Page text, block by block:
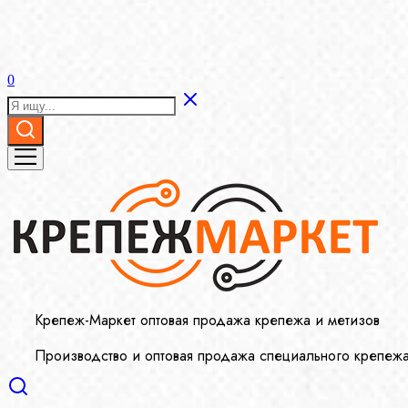
0
Крепеж-Маркет оптовая продажа крепежа и метизов
Производство и оптовая продажа специального